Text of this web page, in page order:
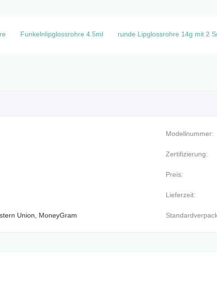
Funkelnlipglossrohre 4.5ml runde Lipglossrohre 14g mit 2
Modellnummer:
Zertifizierung:
Preis:
Lieferzeit:
Union, MoneyGram